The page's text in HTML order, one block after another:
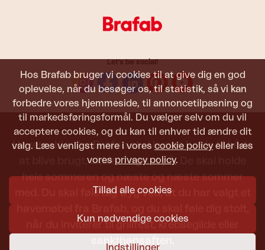
Hos Brafab bruger vi cookies til at give dig en god
oplevelse, når du besøger os, til statistik, så vi kan
forbedre vores hjemmeside, til annoncetilpasning og
til markedsføringsformål. Du vælger selv om du vil
acceptere cookies, og du kan til enhver tid ændre dit
valg. Læs venligst mere i vores cookie policy eller læs
vores privacy policy.
Tillad alle cookies
Kun nødvendige cookies
Indstillinger
Let's be social!
Havemøbler fra Brafab skal kunne holde til både
at blive brugt, siddet i og set på. De skal holde
hele sommeren og næste og næste sommer
med. Du skal føle dig tryg ved, at du har valgt et
når du inviterer til grillfest, krebsegilde eller